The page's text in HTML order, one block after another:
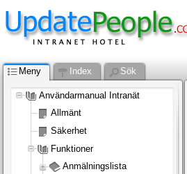
Meny Index Sök
Användarmanual Intranät
Allmänt
Säkerhet
Funktioner
Anmälningslista